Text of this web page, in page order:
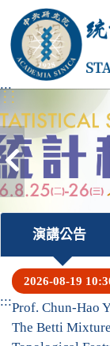
到
主
內
容
區
塊
:::
上
一
筆
:::
演講公告
2026-08-19
Prof. Chun-Hao
The Betti